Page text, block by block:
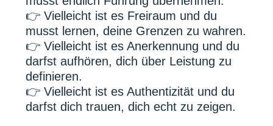
👉 Vielleicht ist es Freiraum und du
musst lernen, deine Grenzen zu wahren.
👉 Vielleicht ist es Anerkennung und du
darfst aufhören, dich über Leistung zu
definieren.
👉 Vielleicht ist es Authentizität und du
darfst dich trauen, dich echt zu zeigen.